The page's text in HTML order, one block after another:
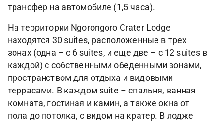
трансфер на автомобиле (1,5 часа).
На территории Ngorongoro Crater Lodge
находятся 30 suites, расположенные в трех
зонах (одна – с 6 suites, и еще две – с 12 suites в
каждой) с собственными обеденными зонами,
пространством для отдыха и видовыми
террасами. В каждом suite – спальня, ванная
комната, гостиная и камин, а также окна от
пола до потолка, с видом на кратер. В лодже